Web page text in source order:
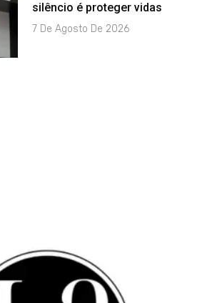
silêncio é proteger vidas
7 De Agosto De 2026